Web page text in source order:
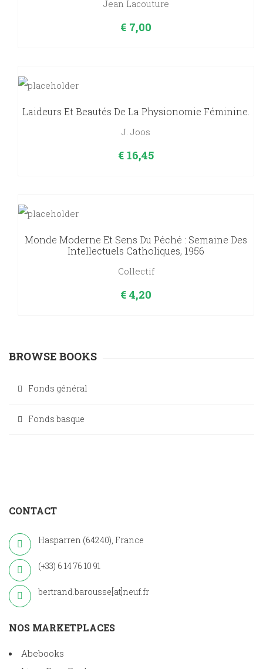
Jean Lacouture
€ 7,00
Laideurs Et Beautés De La Physionomie Féminine.
J. Joos
€ 16,45
Monde Moderne Et Sens Du Péché : Semaine Des
Intellectuels Catholiques, 1956
Collectif
€ 4,20
BROWSE BOOKS
Fonds général
Fonds basque
CONTACT
Hasparren (64240), France
(+33) 6 14 76 10 91
bertrand.barousse[at]neuf.fr
NOS MARKETPLACES
Abebooks